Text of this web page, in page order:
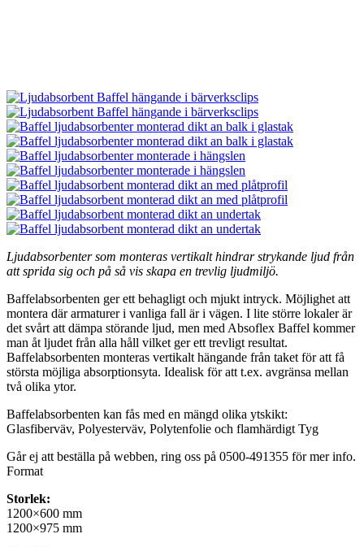
Ljudabsorbenter som monteras vertikalt hindrar strykande ljud från
att sprida sig och på så vis skapa en trevlig ljudmiljö.
Baffelabsorbenten ger ett behagligt och mjukt intryck. Möjlighet att
montera där armaturer i vanliga fall är i vägen. I lite större lokaler är
det svårt att dämpa störande ljud, men med Absoflex Baffel kommer
man åt ljudet från alla håll vilket ger ett trevligt resultat.
Baffelabsorbenten monteras vertikalt hängande från taket för att få
största möjliga absorptionsyta. Idealisk för att t.ex. avgränsa mellan
två olika ytor.
Baffelabsorbenten kan fås med en mängd olika ytskikt:
Glasfiberväv, Polyesterväv, Polytenfolie och flamhärdigt Tyg
Går ej att beställa på webben, ring oss på 0500-491355 för mer info.
Format
Storlek:
1200×600 mm
1200×975 mm